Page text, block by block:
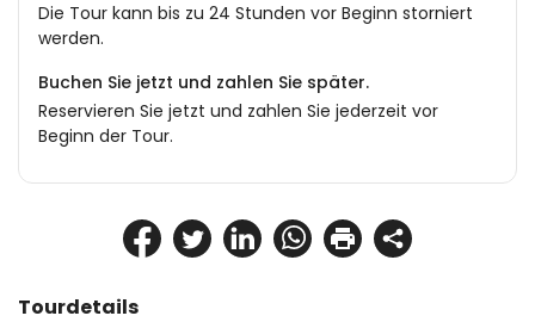
Tourdetails
Die Tour kann bis zu 24 Stunden vor Beginn storniert
werden.
Buchen Sie jetzt und zahlen Sie später.
Reservieren Sie jetzt und zahlen Sie jederzeit vor
Beginn der Tour.